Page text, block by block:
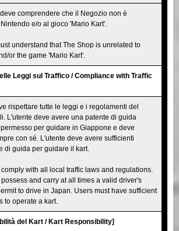
comprendere che il Negozio non è
e/o al gioco 'Mario Kart'.
understand that The Shop is unrelated to
or the game 'Mario Kart'.
Leggi sul Traffico / Compliance with Traffic
rispettare tutte le leggi e i regolamenti del
L'utente deve avere una patente di guida
per guidare in Giappone e deve
con sé. L'utente deve avere sufficienti
di guida per guidare il kart.
with all local traffic laws and regulations.
possess and carry at all times a valid driver's
to drive in Japan. Users must have sufficient
to operate a kart.
del Kart / Kart Responsibility]